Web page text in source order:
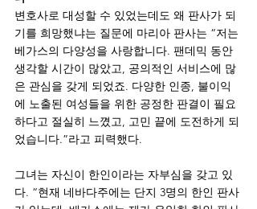
변호사로 대성할 수 있었는데도 왜 판사가 되
기를 희망했냐는 질문에 마리아 판사는 “저는
베가스의 다양성을 사랑합니다. 팬데믹 동안
생각할 시간이 많았고, 공의적인 서비스에 많
은 관심을 갖게 되었죠. 다양한 인종, 불이익
에 노출된 여성들을 위한 공정한 판결이 필요
하다고 절실히 느꼈고, 고민 끝에 도전하게 되
었습니다.”라고 피력했다.
그녀는 자신이 한인이라는 자부심을 갖고 있
다. “현재 네바다주에는 단지 3명의 한인 판사